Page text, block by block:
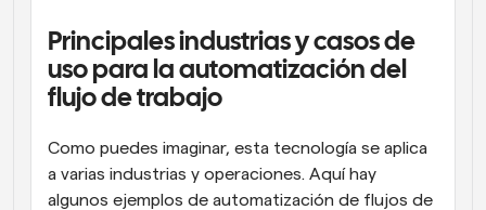
Principales industrias y casos de
uso para la automatización del
flujo de trabajo
Como puedes imaginar, esta tecnología se aplica
a varias industrias y operaciones. Aquí hay
algunos ejemplos de automatización de flujos de